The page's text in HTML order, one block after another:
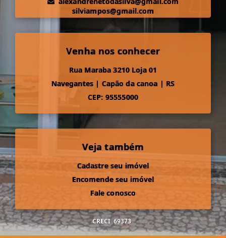
silviampos@gmail.com
Venha nos conhecer
Rua Maraba 3210 Loja 01
Navegantes | Capão da canoa | RS
CEP: 95555000
Veja também
Cadastre seu imóvel
Encomende seu imóvel
Fale conosco
CRECI 69373